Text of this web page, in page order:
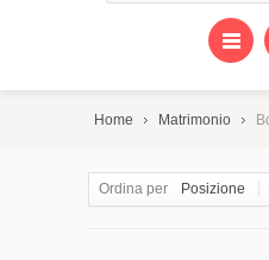
Home Matrimonio
Ordina per Posizione